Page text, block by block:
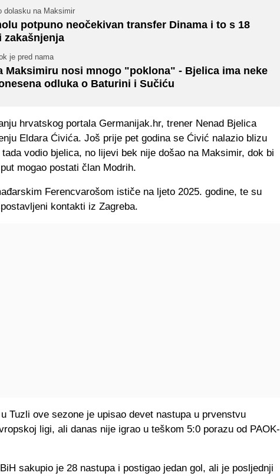
dolasku na Maksimir
potpuno neočekivan transfer Dinama i to s 18
zakašnjenja
je pred nama
Maksimiru nosi mnogo "poklona" - Bjelica ima neke
odluka o Baturini i Sučiću
hrvatskog portala Germanijak.hr, trener Nenad Bjelica
Eldara Ćivića. Još prije pet godina se Ćivić nalazio blizu
vodio bjelica, no lijevi bek nije došao na Maksimir, dok bi
mogao postati član Modrih.
Ferencvarošom ističe na ljeto 2025. godine, te su
kontakti iz Zagreba.
Tuzli ove sezone je upisao devet nastupa u prvenstvu
ligi, ali danas nije igrao u teškom 5:0 porazu od PAOK-
sakupio je 28 nastupa i postigao jedan gol, ali je posljednji